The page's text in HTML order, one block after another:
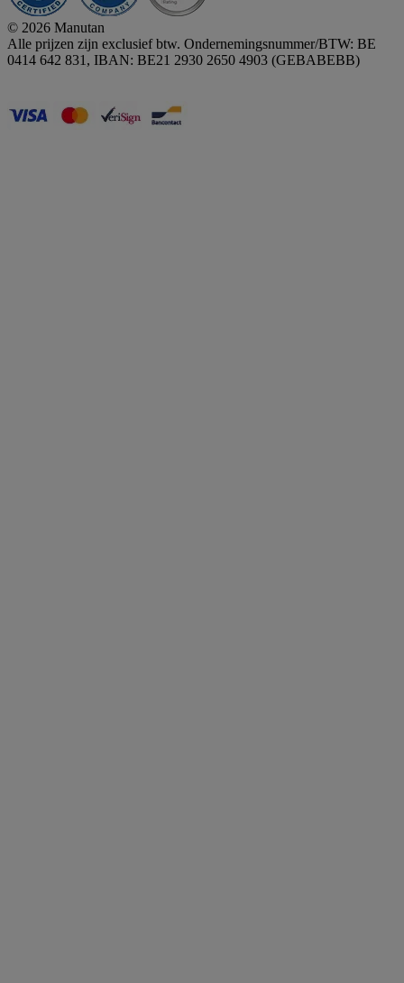
© 2026 Manutan
Alle prijzen zijn exclusief btw. Ondernemingsnummer/BTW: BE
0414 642 831, IBAN: BE21 2930 2650 4903 (GEBABEBB)